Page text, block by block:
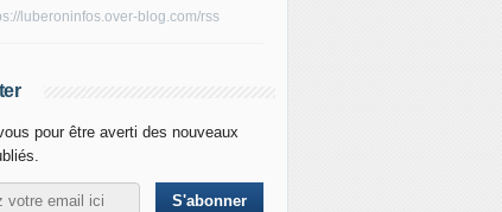
luberoninfos.over-blog.com/rss
pour être averti des nouveaux